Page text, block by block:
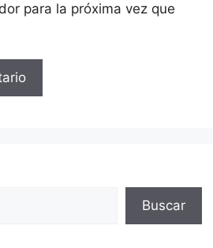
para la próxima vez que
Buscar